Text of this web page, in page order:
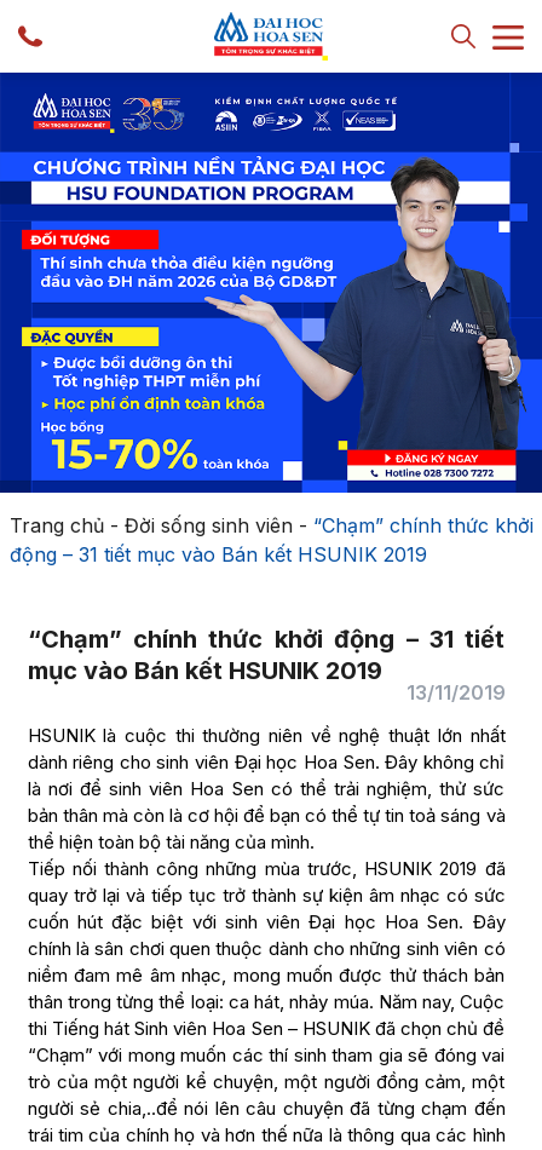
Trang chủ- Đời sống sinh viên- “Chạm” chính thức khởi
động – 31 tiết mục vào Bán kết HSUNIK 2019
“Chạm” chính thức khởi động – 31 tiết
mục vào Bán kết HSUNIK 2019
13/11/2019
HSUNIK là cuộc thi thường niên về nghệ thuật lớn nhất
dành riêng cho sinh viên Đại học Hoa Sen. Đây không chỉ
là nơi để sinh viên Hoa Sen có thể trải nghiệm, thử sức
bản thân mà còn là cơ hội để bạn có thể tự tin toả sáng và
thể hiện toàn bộ tài năng của mình.
Tiếp nối thành công những mùa trước, HSUNIK 2019 đã
quay trở lại và tiếp tục trở thành sự kiện âm nhạc có sức
cuốn hút đặc biệt với sinh viên Đại học Hoa Sen. Đây
chính là sân chơi quen thuộc dành cho những sinh viên có
niềm đam mê âm nhạc, mong muốn được thử thách bản
thân trong từng thể loại: ca hát, nhảy múa. Năm nay, Cuộc
thi Tiếng hát Sinh viên Hoa Sen – HSUNIK đã chọn chủ đề
“Chạm” với mong muốn các thí sinh tham gia sẽ đóng vai
trò của một người kể chuyện, một người đồng cảm, một
người sẻ chia,..để nói lên câu chuyện đã từng chạm đến
trái tim của chính họ và hơn thế nữa là thông qua các hình